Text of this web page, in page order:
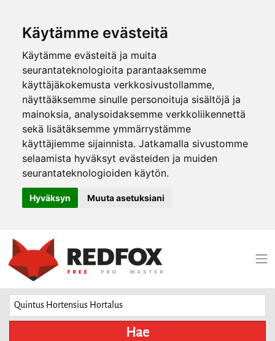
Käytämme evästeitä
Käytämme evästeitä ja muita
seurantateknologioita parantaaksemme
käyttäjäkokemusta verkkosivustollamme,
näyttääksemme sinulle personoituja sisältöjä ja
mainoksia, analysoidaksemme verkkoliikennettä
sekä lisätäksemme ymmärrystämme
käyttäjiemme sijainnista. Jatkamalla sivustomme
selaamista hyväksyt evästeiden ja muiden
seurantateknologioiden käytön.
Hyväksyn Muuta asetuksiani
Hae